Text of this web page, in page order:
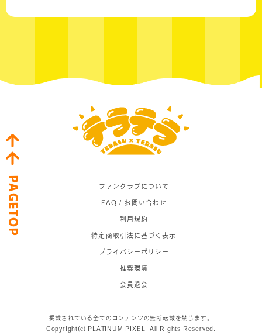
PAGETOP ファンクラブについて
FAQ / お問い合わせ
利用規約
特定商取引法に基づく表示
プライバシーポリシー
推奨環境
会員退会
掲載されている全てのコンテンツの無断転載を禁じます。
Copyright(c) PLATINUM PIXEL. All Rights Reserved.